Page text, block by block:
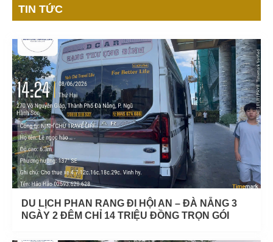
TIN TỨC
DU LỊCH PHAN RANG ĐI HỘI AN – ĐÀ NẴNG 3
NGÀY 2 ĐÊM CHỈ 14 TRIỆU ĐỒNG TRỌN GÓI